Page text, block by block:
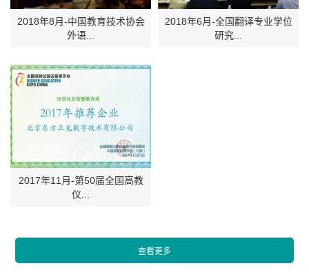
2018年8月-中国教育技术协会
外语...
2018年6月-全国翻译专业学位
研究...
2017年11月-第50届全国高教
仪...